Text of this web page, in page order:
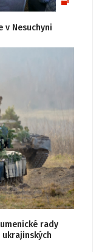
v Nesuchyni
rady